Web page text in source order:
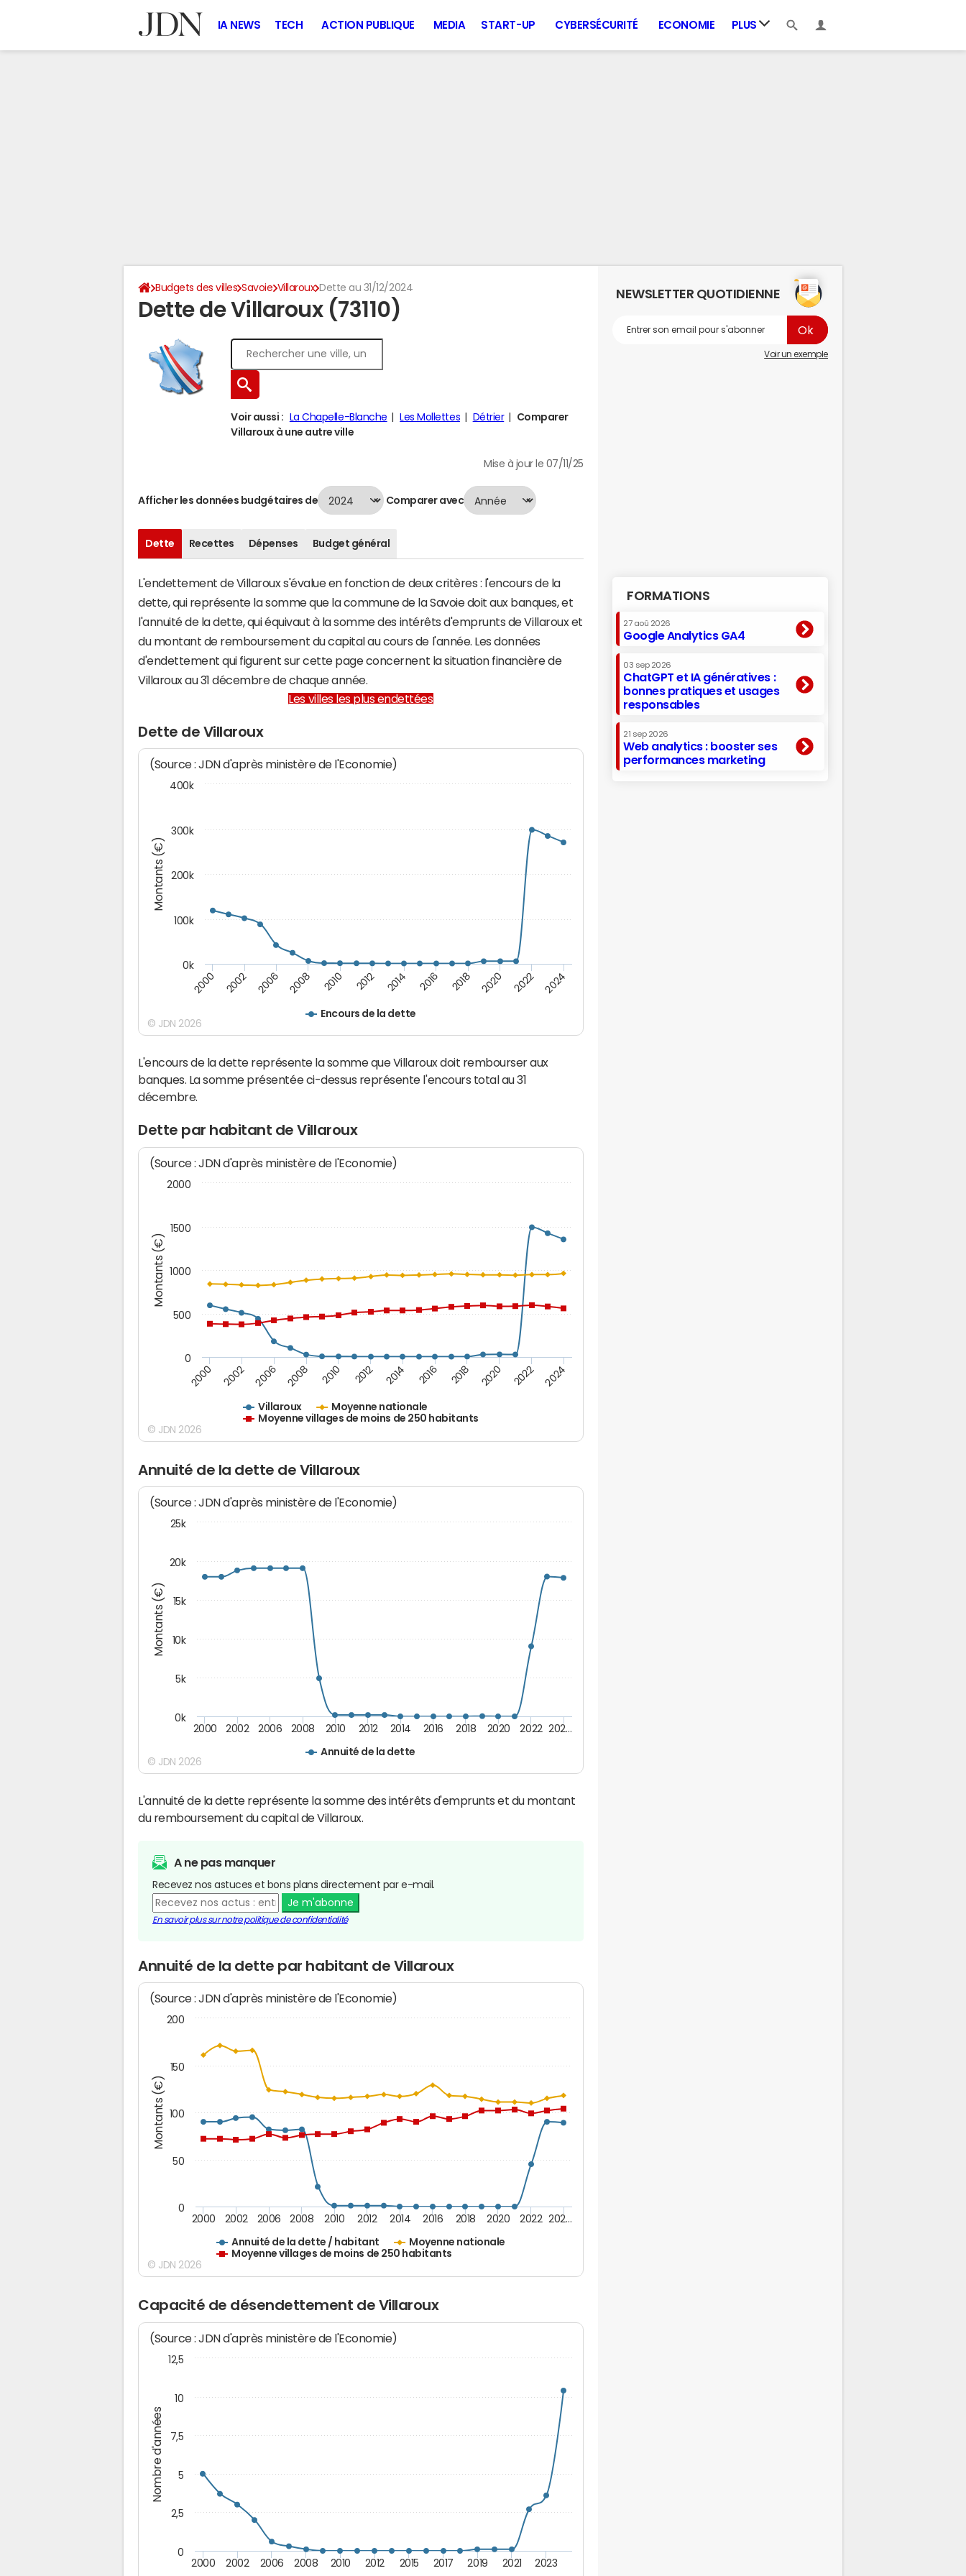
IA NEWS TECH ACTION PUBLIQUE MEDIA START-UP CYBERSÉCURITÉ ECONOMIE PLUS
Budgets des villes Savoie Villaroux Dette au 31/12/2024
Dette de Villaroux (73110)
Voir aussi : La Chapelle-Blanche Les Mollettes Détrier
Comparer
Villaroux à une autre ville
Mise à jour le 07/11/25
Afficher les données budgétaires de Comparer avec
Dette Recettes Dépenses Budget général
L'endettement de Villaroux s'évalue en fonction de deux critères : l'encours de la
dette, qui représente la somme que la commune de la Savoie doit aux banques, et
l'annuité de la dette, qui équivaut à la somme des intérêts d'emprunts de Villaroux et
du montant de remboursement du capital au cours de l'année. Les données
d'endettement qui figurent sur cette page concernent la situation financière de
Villaroux au 31 décembre de chaque année.
Les villes les plus endettées
Dette de Villaroux
Montants (€)
(Source : JDN d'après ministère de l'Economie)
Encours de la dette
2000 2002 2006 2008 2010 2012 2014 2016 2018 2020 2022 2024
0k
100k
200k
300k
400k
© JDN 2026
L'encours de la dette représente la somme que Villaroux doit rembourser aux
banques. La somme présentée ci-dessus représente l'encours total au 31
décembre.
Dette par habitant de Villaroux
Montants (€)
(Source : JDN d'après ministère de l'Economie)
Villaroux
Moyenne nationale
Moyenne villages de moins de 250 habitants
2000 2002 2006 2008 2010 2012 2014 2016 2018 2020 2022 2024
0
500
1000
1500
2000
© JDN 2026
Annuité de la dette de Villaroux
Montants (€)
(Source : JDN d'après ministère de l'Economie)
Annuité de la dette
2000 2002 2006 2008 2010 2012 2014 2016 2018 2020 2022 202…
0k
5k
10k
15k
20k
25k
© JDN 2026
L'annuité de la dette représente la somme des intérêts d'emprunts et du montant
du remboursement du capital de Villaroux.
A ne pas manquer
Recevez nos astuces et bons plans directement par e-mail.
Je m'abonne
En savoir plus sur notre politique de confidentialité
Annuité de la dette par habitant de Villaroux
Montants (€)
(Source : JDN d'après ministère de l'Economie)
Annuité de la dette / habitant
Moyenne nationale
Moyenne villages de moins de 250 habitants
2000 2002 2006 2008 2010 2012 2014 2016 2018 2020 2022 202…
0
50
100
150
200
© JDN 2026
Capacité de désendettement de Villaroux
Nombre d'années
(Source : JDN d'après ministère de l'Economie)
2000 2002 2006 2008 2010 2012 2015 2017 2019 2021 2023
0
2,5
5
7,5
10
12,5
NEWSLETTER QUOTIDIENNE
Voir un exemple
FORMATIONS
27 aoû 2026
Google Analytics GA4
03 sep 2026
ChatGPT et IA génératives :
bonnes pratiques et usages
responsables
21 sep 2026
Web analytics : booster ses
performances marketing